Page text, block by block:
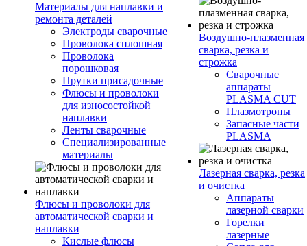
Материалы для наплавки и
ремонта деталей
Электроды сварочные
Проволока сплошная
Проволока
порошковая
Прутки присадочные
Флюсы и проволоки
для износостойкой
наплавки
Ленты сварочные
Специализированные
материалы
Флюсы и проволоки для
автоматической сварки и
наплавки
Кислые флюсы
Воздушно-плазменная
сварка, резка и
строжка
Сварочные
аппараты
PLASMA CUT
Плазмотроны
Запасные части
PLASMA
Лазерная сварка, резка
и очистка
Аппараты
лазерной сварки
Горелки
лазерные